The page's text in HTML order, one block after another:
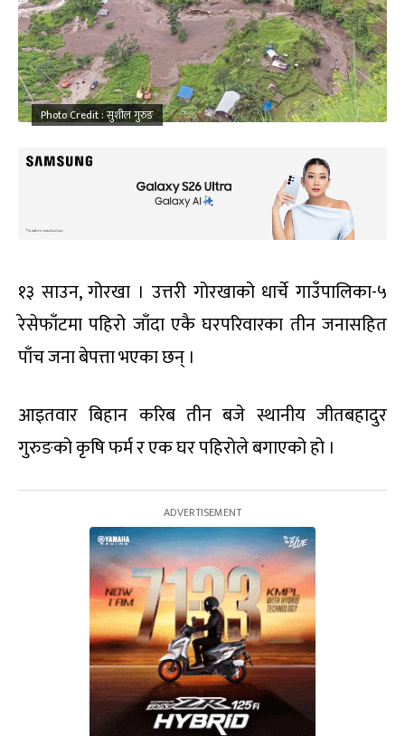
Photo Credit : सुशील गुरुङ
१३ साउन, गोरखा । उत्तरी गोरखाको धार्चे गाउँपालिका-५
रेसेफाँटमा पहिरो जाँदा एकै घरपरिवारका तीन जनासहित
पाँच जना बेपत्ता भएका छन् ।
आइतवार बिहान करिब तीन बजे स्थानीय जीतबहादुर
गुरुङको कृषि फर्म र एक घर पहिरोले बगाएको हो ।